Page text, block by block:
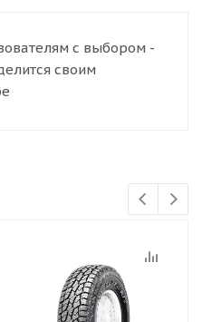
с выбором -
своим